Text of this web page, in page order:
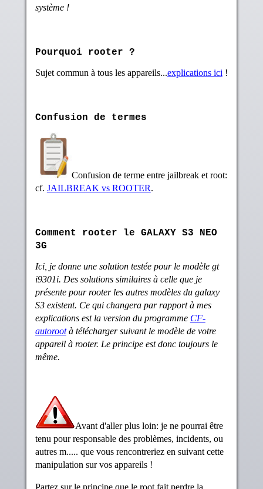
système !
Pourquoi rooter ?
Sujet commun à tous les appareils...explications ici !
Confusion de termes
Confusion de terme entre jailbreak et root:
cf. JAILBREAK vs ROOTER.
Comment rooter le GALAXY S3 NEO
3G
Ici, je donne une solution testée pour le modèle gt
i9301i. Des solutions similaires à celle que je
présente pour rooter les autres modèles du galaxy
S3 existent. Ce qui changera par rapport à mes
explications est la version du programme CF-
autorootà télécharger suivant le modèle de votre
appareil à rooter. Le principe est donc toujours le
même.
Avant d'aller plus loin: je ne pourrai être
tenu pour responsable des problèmes, incidents, ou
autres m..... que vous rencontreriez en suivant cette
manipulation sur vos appareils !
Partez sur le principe que le root fait perdre la